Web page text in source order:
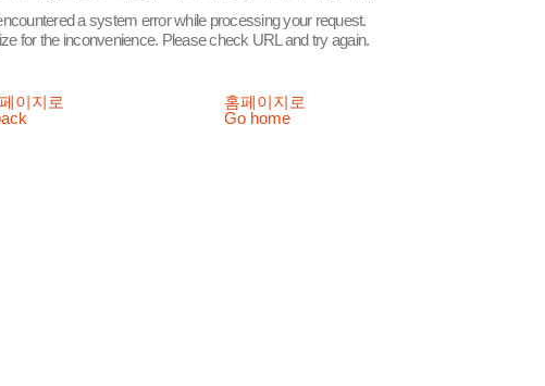
a system error while processing your request.
for the inconvenience. Please check URL and try again.
이지로
홈페이지로
Go home